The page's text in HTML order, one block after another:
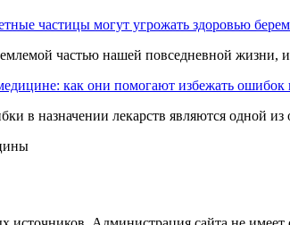
частицы могут угрожать здоровью
частью нашей повседневной жизни, и
как они помогают избежать ошибок
в назначении лекарств являются одной